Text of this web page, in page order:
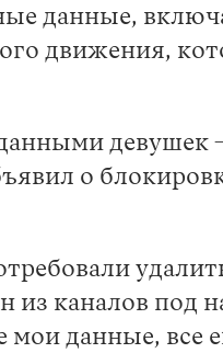
данные,
движения,
девушек
о
из каналов под
мои данные, все